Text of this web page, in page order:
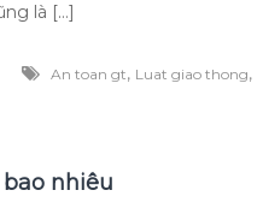
là […]
An toan gt, Luat giao thong,
nhiêu